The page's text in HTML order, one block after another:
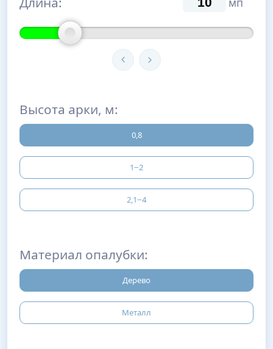
Высота арки, м:
0,8
1−2
2,1−4
Материал опалубки:
Дерево
Металл